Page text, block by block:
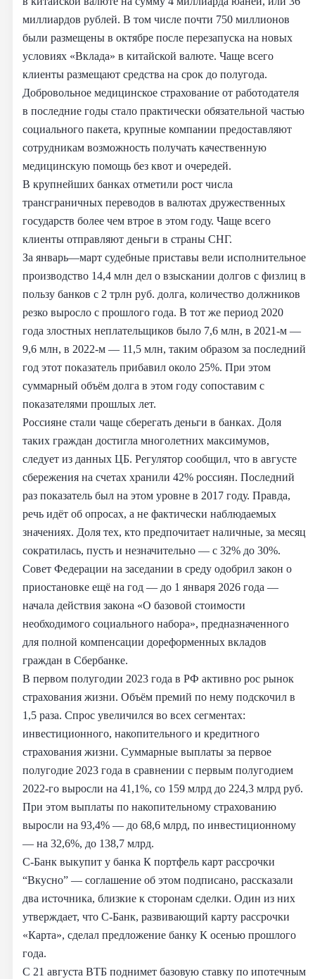
миллиардов рублей. В том числе почти 750 миллионов
были размещены в октябре после перезапуска на новых
условиях «Вклада» в китайской валюте. Чаще всего
клиенты размещают средства на срок до полугода.
Добровольное медицинское страхование от работодателя
в последние годы стало практически обязательной частью
социального пакета, крупные компании предоставляют
сотрудникам возможность получать качественную
медицинскую помощь без квот и очередей.
В крупнейших банках отметили рост числа
трансграничных переводов в валютах дружественных
государств более чем втрое в этом году. Чаще всего
клиенты отправляют деньги в страны СНГ.
За январь—март судебные приставы вели исполнительное
производство 14,4 млн дел о взыскании долгов с физлиц в
пользу банков с 2 трлн руб. долга, количество должников
резко выросло с прошлого года. В тот же период 2020
года злостных неплательщиков было 7,6 млн, в 2021-м —
9,6 млн, в 2022-м — 11,5 млн, таким образом за последний
год этот показатель прибавил около 25%. При этом
суммарный объём долга в этом году сопоставим с
показателями прошлых лет.
Россияне стали чаще сберегать деньги в банках. Доля
таких граждан достигла многолетних максимумов,
следует из данных ЦБ. Регулятор сообщил, что в августе
сбережения на счетах хранили 42% россиян. Последний
раз показатель был на этом уровне в 2017 году. Правда,
речь идёт об опросах, а не фактически наблюдаемых
значениях. Доля тех, кто предпочитает наличные, за месяц
сократилась, пусть и незначительно — с 32% до 30%.
Совет Федерации на заседании в среду одобрил закон о
приостановке ещё на год — до 1 января 2026 года —
начала действия закона «О базовой стоимости
необходимого социального набора», предназначенного
для полной компенсации дореформенных вкладов
граждан в Сбербанке.
В первом полугодии 2023 года в РФ активно рос рынок
страхования жизни. Объём премий по нему подскочил в
1,5 раза. Спрос увеличился во всех сегментах:
инвестиционного, накопительного и кредитного
страхования жизни. Суммарные выплаты за первое
полугодие 2023 года в сравнении с первым полугодием
2022-го выросли на 41,1%, cо 159 млрд до 224,3 млрд руб.
При этом выплаты по накопительному страхованию
выросли на 93,4% — до 68,6 млрд, по инвестиционному
— на 32,6%, до 138,7 млрд.
С-Банк выкупит у банка К портфель карт рассрочки
“Вкусно” — соглашение об этом подписано, рассказали
два источника, близкие к сторонам сделки. Один из них
утверждает, что С-Банк, развивающий карту рассрочки
«Карта», сделал предложение банку К осенью прошлого
года.
С 21 августа ВТБ поднимет базовую ставку по ипотечным